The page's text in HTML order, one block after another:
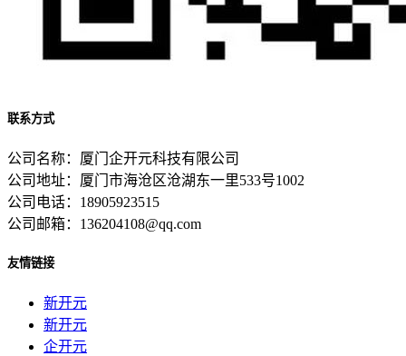
联系方式
公司名称：厦门企开元科技有限公司
公司地址：厦门市海沧区沧湖东一里533号1002
公司电话：18905923515
公司邮箱：136204108@qq.com
友情链接
新开元
新开元
企开元